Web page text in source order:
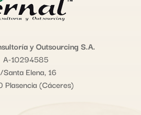
y Outsourcing S.A.
A-10294585
Santa Elena, 16
Plasencia (Cáceres)